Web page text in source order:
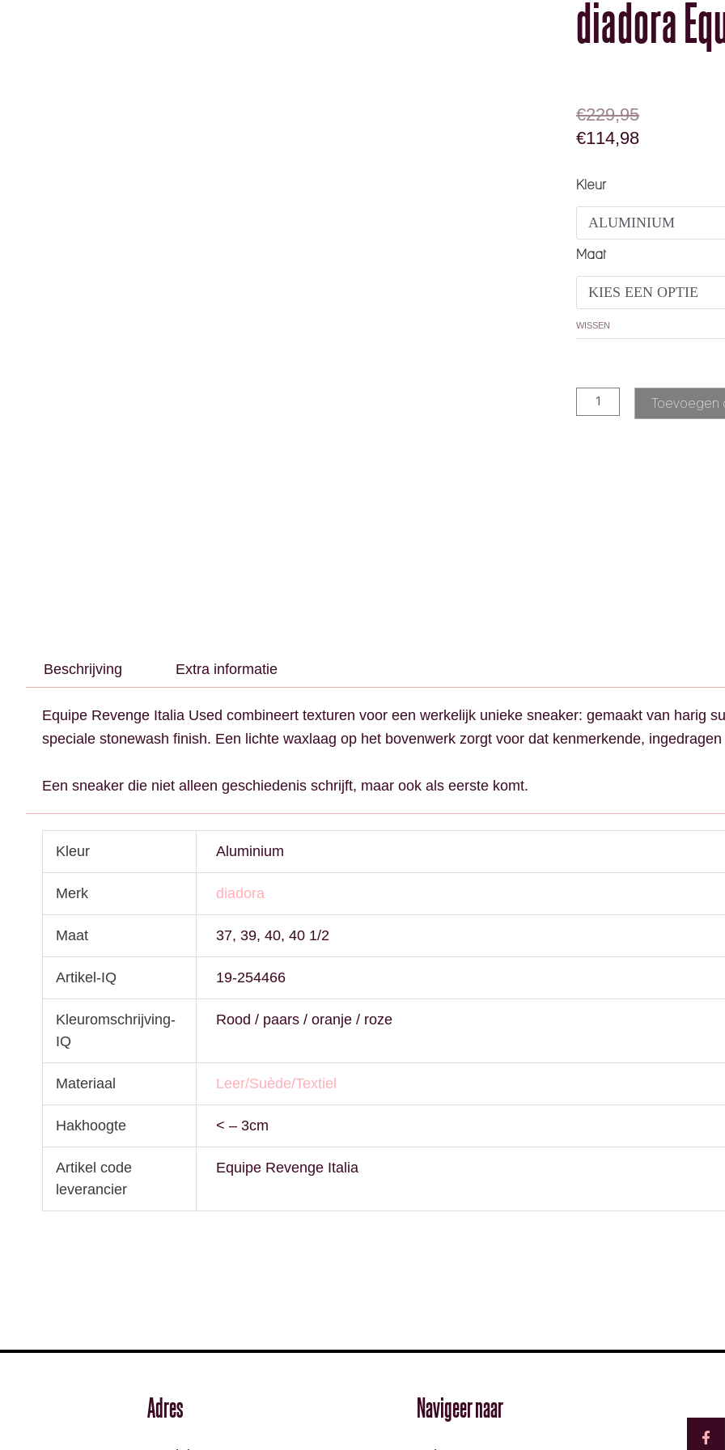
diadora
€229,95
€114,98
HUIDIGE PRIJS
Kleur
Maat
WISSEN
diadora Equipe
Toevoegen
Beschrijving Extra informatie
Equipe Revenge Italia Used combineert texturen voor een werkelijk unieke sneaker: gemaakt van harig
speciale stonewash finish. Een lichte waxlaag op het bovenwerk zorgt voor dat kenmerkende, ingedragen
Een sneaker die niet alleen geschiedenis schrijft, maar ook als eerste komt.
Kleur Aluminium
Merk diadora
Maat 37, 39, 40, 40 1/2
Artikel-IQ 19-254466
Kleuromschrijving-
IQ
Rood / paars / oranje / roze
Materiaal Leer/Suède/Textiel
Hakhoogte < – 3cm
Artikel code
leverancier
Equipe Revenge Italia
Adres Navigeer naar
c
e